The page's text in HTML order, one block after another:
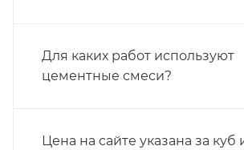
Для каких работ используют
цементные смеси?
Цена на сайте указана за куб